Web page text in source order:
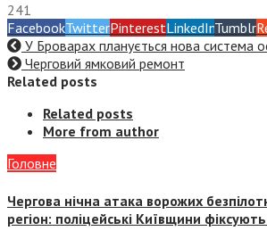
241
FacebookTwitterPinterestLinkedInTumblr
У Броварах планується нова система
Черговий ямковий ремонт
Related posts
Related posts
More from author
Головне
Чергова нічна атака ворожих
регіон: поліцейські Київщини